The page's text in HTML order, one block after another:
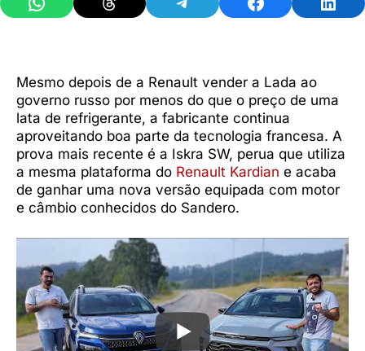
Mesmo depois de a Renault vender a Lada ao
governo russo por menos do que o preço de uma
lata de refrigerante, a fabricante continua
aproveitando boa parte da tecnologia francesa. A
prova mais recente é a Iskra SW, perua que utiliza
a mesma plataforma do Renault Kardian e acaba
de ganhar uma nova versão equipada com motor
e câmbio conhecidos do Sandero.